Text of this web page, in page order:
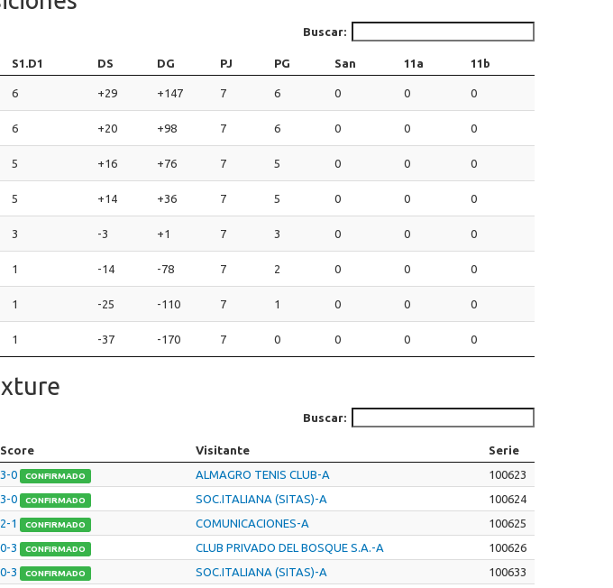
Buscar:
S1.D1 DS DG PJ PG San 11a 11b
6 +29 +147 7 6 0 0 0
6 +20 +98 7 6 0 0 0
5 +16 +76 7 5 0 0 0
5 +14 +36 7 5 0 0 0
3 -3 +1 7 3 0 0 0
1 -14 -78 7 2 0 0 0
1 -25 -110 7 1 0 0 0
1 -37 -170 7 0 0 0 0
Buscar:
Score Visitante
Serie
3-0 CONFIRMADO ALMAGRO TENIS CLUB-A
100623
3-0 CONFIRMADO SOC.ITALIANA (SITAS)-A
100624
2-1 CONFIRMADO COMUNICACIONES-A
100625
0-3 CONFIRMADO CLUB PRIVADO DEL BOSQUE S.A.-A
100626
0-3 CONFIRMADO SOC.ITALIANA (SITAS)-A
100633